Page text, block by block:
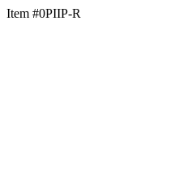
Item #0PIIP-R